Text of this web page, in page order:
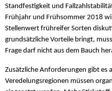
Standfestigkeit und
Frühjahr und Frühsommer 2018
Stellenwert frühreifer Sorten
grundsätzliche Vorteile bringt,
Frage darf nicht aus dem Bauch
Zusätzliche Anforderungen gibt es
Veredelungsregionen müssen